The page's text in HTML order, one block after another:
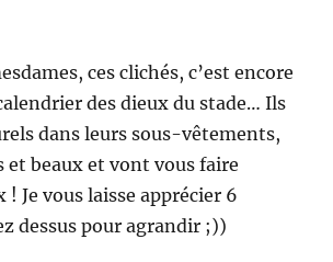
ces clichés, c’est encore
des dieux du stade… Ils
dans leurs sous-vêtements,
et beaux et vont vous faire
! Je vous laisse apprécier 6
dessus pour agrandir ;))